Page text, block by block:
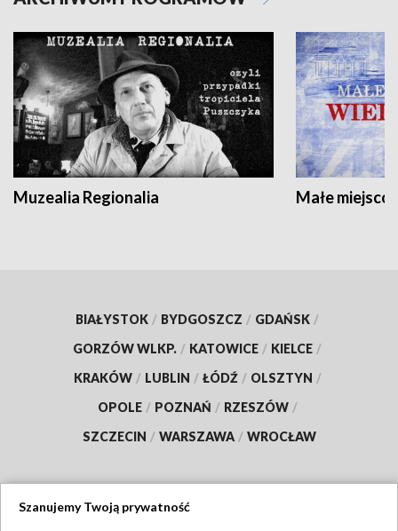
Muzealia Regionalia Małe
BIAŁYSTOK / BYDGOSZCZ / GDAŃSK /
GORZÓW WLKP. / KATOWICE / KIELCE /
KRAKÓW / LUBLIN / ŁÓDŹ / OLSZTYN /
OPOLE / POZNAŃ / RZESZÓW /
SZCZECIN / WARSZAWA / WROCŁAW
Szanujemy Twoją prywatność